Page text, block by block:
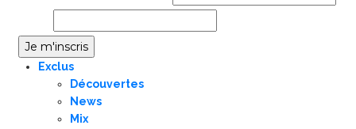
Exclus
Découvertes
News
Mix